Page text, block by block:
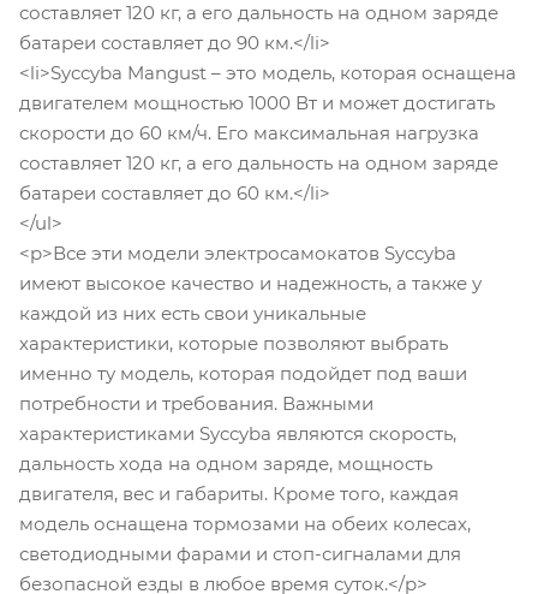
составляет 120 кг, а его дальность на одном заряде
батареи составляет до 90 км.</li>
<li>Syccyba Mangust – это модель, которая оснащена
двигателем мощностью 1000 Вт и может достигать
скорости до 60 км/ч. Его максимальная нагрузка
составляет 120 кг, а его дальность на одном заряде
батареи составляет до 60 км.</li>
</ul>
<p>Все эти модели электросамокатов Syccyba
имеют высокое качество и надежность, а также у
каждой из них есть свои уникальные
характеристики, которые позволяют выбрать
именно ту модель, которая подойдет под ваши
потребности и требования. Важными
характеристиками Syccyba являются скорость,
дальность хода на одном заряде, мощность
двигателя, вес и габариты. Кроме того, каждая
модель оснащена тормозами на обеих колесах,
светодиодными фарами и стоп-сигналами для
безопасной езды в любое время суток.</p>